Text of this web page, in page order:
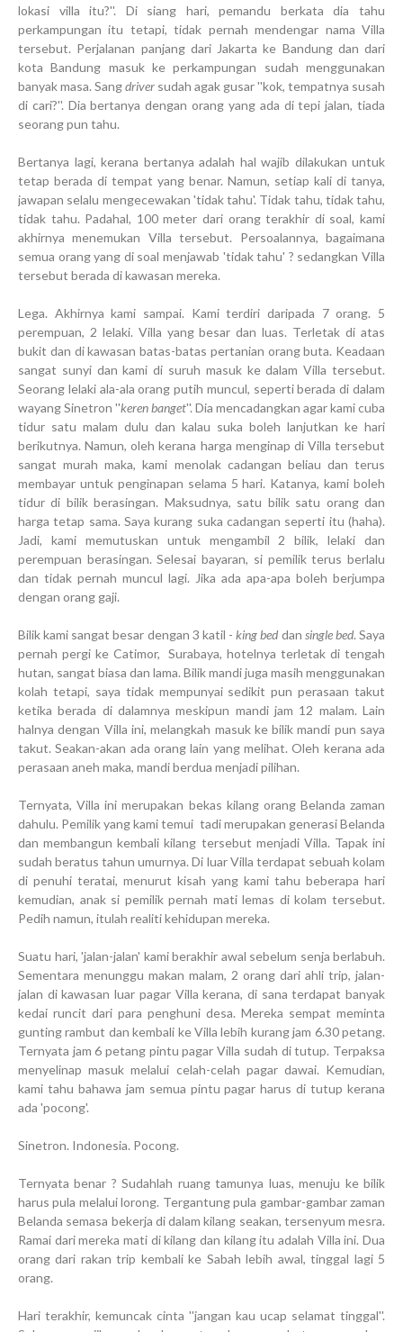
lokasi villa itu?''. Di siang hari, pemandu berkata dia tahu
perkampungan itu tetapi, tidak pernah mendengar nama Villa
tersebut. Perjalanan panjang dari Jakarta ke Bandung dan dari
kota Bandung masuk ke perkampungan sudah menggunakan
banyak masa. Sangdriver sudah agak gusar ''kok, tempatnya susah
di cari?''. Dia bertanya dengan orang yang ada di tepi jalan, tiada
seorang pun tahu.
Bertanya lagi, kerana bertanya adalah hal wajib dilakukan untuk
tetap berada di tempat yang benar. Namun, setiap kali di tanya,
jawapan selalu mengecewakan 'tidak tahu'. Tidak tahu, tidak tahu,
tidak tahu. Padahal, 100 meter dari orang terakhir di soal, kami
akhirnya menemukan Villa tersebut. Persoalannya, bagaimana
semua orang yang di soal menjawab 'tidak tahu' ? sedangkan Villa
tersebut berada di kawasan mereka.
Lega. Akhirnya kami sampai. Kami terdiri daripada 7 orang. 5
perempuan, 2 lelaki. Villa yang besar dan luas. Terletak di atas
bukit dan di kawasan batas-batas pertanian orang buta. Keadaan
sangat sunyi dan kami di suruh masuk ke dalam Villa tersebut.
Seorang lelaki ala-ala orang putih muncul, seperti berada di dalam
wayang Sinetron ''keren banget''. Dia mencadangkan agar kami cuba
tidur satu malam dulu dan kalau suka boleh lanjutkan ke hari
berikutnya. Namun, oleh kerana harga menginap di Villa tersebut
sangat murah maka, kami menolak cadangan beliau dan terus
membayar untuk penginapan selama 5 hari. Katanya, kami boleh
tidur di bilik berasingan. Maksudnya, satu bilik satu orang dan
harga tetap sama. Saya kurang suka cadangan seperti itu (haha).
Jadi, kami memutuskan untuk mengambil 2 bilik, lelaki dan
perempuan berasingan. Selesai bayaran, si pemilik terus berlalu
dan tidak pernah muncul lagi. Jika ada apa-apa boleh berjumpa
dengan orang gaji.
Bilik kami sangat besar dengan 3 katil -king bed dan single bed. Saya
pernah pergi ke Catimor, Surabaya, hotelnya terletak di tengah
hutan, sangat biasa dan lama. Bilik mandi juga masih menggunakan
kolah tetapi, saya tidak mempunyai sedikit pun perasaan takut
ketika berada di dalamnya meskipun mandi jam 12 malam. Lain
halnya dengan Villa ini, melangkah masuk ke bilik mandi pun saya
takut. Seakan-akan ada orang lain yang melihat. Oleh kerana ada
perasaan aneh maka, mandi berdua menjadi pilihan.
Ternyata, Villa ini merupakan bekas kilang orang Belanda zaman
dahulu. Pemilik yang kami temui tadi merupakan generasi Belanda
dan membangun kembali kilang tersebut menjadi Villa. Tapak ini
sudah beratus tahun umurnya. Di luar Villa terdapat sebuah kolam
di penuhi teratai, menurut kisah yang kami tahu beberapa hari
kemudian, anak si pemilik pernah mati lemas di kolam tersebut.
Pedih namun, itulah realiti kehidupan mereka.
Suatu hari, 'jalan-jalan' kami berakhir awal sebelum senja berlabuh.
Sementara menunggu makan malam, 2 orang dari ahli trip, jalan-
jalan di kawasan luar pagar Villa kerana, di sana terdapat banyak
kedai runcit dari para penghuni desa. Mereka sempat meminta
gunting rambut dan kembali ke Villa lebih kurang jam 6.30 petang.
Ternyata jam 6 petang pintu pagar Villa sudah di tutup. Terpaksa
menyelinap masuk melalui celah-celah pagar dawai. Kemudian,
kami tahu bahawa jam semua pintu pagar harus di tutup kerana
ada 'pocong'.
Sinetron. Indonesia. Pocong.
Ternyata benar ? Sudahlah ruang tamunya luas, menuju ke bilik
harus pula melalui lorong. Tergantung pula gambar-gambar zaman
Belanda semasa bekerja di dalam kilang seakan, tersenyum mesra.
Ramai dari mereka mati di kilang dan kilang itu adalah Villa ini. Dua
orang dari rakan trip kembali ke Sabah lebih awal, tinggal lagi 5
orang.
Hari terakhir, kemuncak cinta ''jangan kau ucap selamat tinggal''.